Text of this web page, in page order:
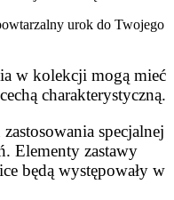
urok do Twojego
w kolekcji mogą mieć
charakterystyczną.
specjalnej
Elementy zastawy
będą występowały w